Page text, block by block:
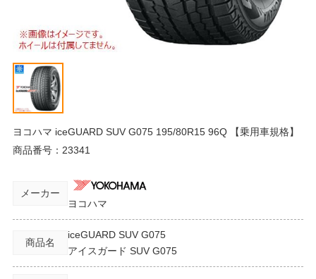
ヨコハマ iceGUARD SUV G075 195/80R15 96Q 【乗用車規格】
商品番号： 23341
メーカー
ヨコハマ
商品名
iceGUARD SUV G075
アイスガード SUV G075